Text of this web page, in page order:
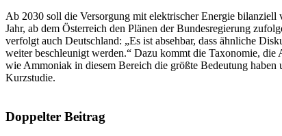
Ab 2030 soll die Versorgung mit elektrischer Energie
Jahr, ab dem Österreich den Plänen der Bundesregierung
verfolgt auch Deutschland: „Es ist absehbar, dass ähnliche
weiter beschleunigt werden.“ Dazu kommt die Taxonomie,
wie Ammoniak in diesem Bereich die größte Bedeutung haben
Kurzstudie.
Doppelter Beitrag